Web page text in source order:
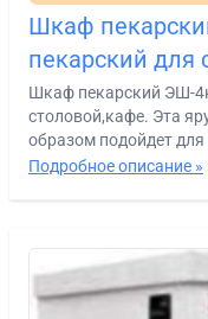
Шкаф
пекарский для
Шкаф пекарский ЭШ-
столовой,кафе. Эта
образом подойдет
Подробное описание »